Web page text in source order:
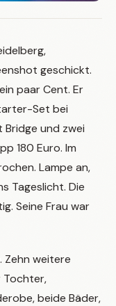
geschickt.
paar Cent. Er
Set bei
Bridge und zwei
180 Euro. Im
Lampe an,
Tageslicht. Die
Seine Frau war
Zehn weitere
Tochter,
beide Bäder,